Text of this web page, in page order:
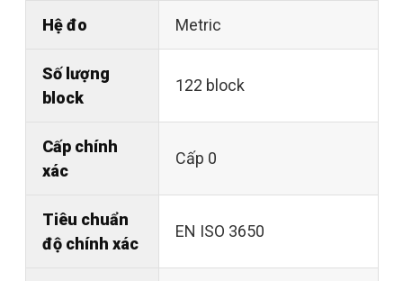
Hệ đo Metric
Số lượng
block
122 block
Cấp chính
xác
Cấp 0
Tiêu chuẩn
độ chính xác
EN ISO 3650